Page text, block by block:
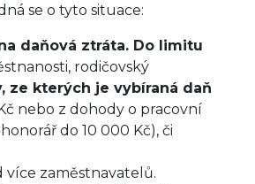
se o tyto situace:
daňová ztráta. Do limitu
rodičovský
ze kterých je vybíraná daň
nebo z dohody o pracovní
do 10 000 Kč), či
zaměstnavatelů.